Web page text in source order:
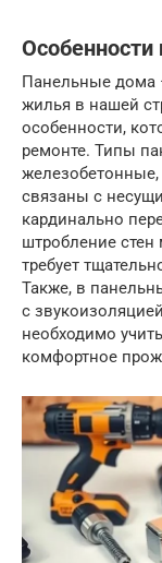
Панельные дома
жилья в нашей
особенности,
ремонте. Типы
железобетонные,
связаны с
кардинально
штробление
требует
Также, в
с
необходимо
комфортное